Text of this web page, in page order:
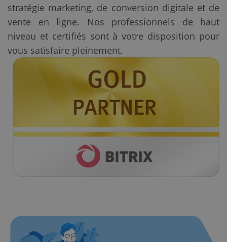
stratégie marketing, de conversion digitale et de
vente en ligne. Nos professionnels de haut
niveau et certifiés sont à votre disposition pour
vous satisfaire pleinement.